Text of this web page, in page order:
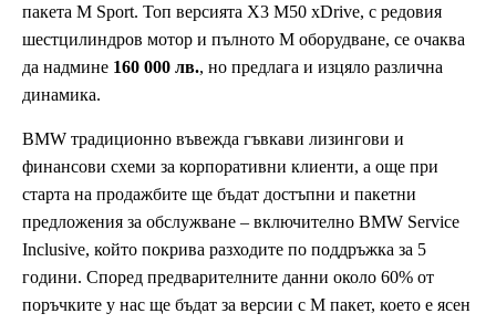
пакета M Sport. Топ версията X3 M50 xDrive, с редовия
шестцилиндров мотор и пълното M оборудване, се очаква
да надмине 160 000 лв., но предлага и изцяло различна
динамика.
BMW традиционно въвежда гъвкави лизингови и
финансови схеми за корпоративни клиенти, а още при
старта на продажбите ще бъдат достъпни и пакетни
предложения за обслужване – включително BMW Service
Inclusive, който покрива разходите по поддръжка за 5
години. Според предварителните данни около 60% от
поръчките у нас ще бъдат за версии с M пакет, което е ясен